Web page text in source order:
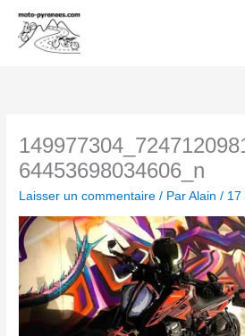
contenu
64453698034606_n
Laisser un commentaire / ParAlain/ 17